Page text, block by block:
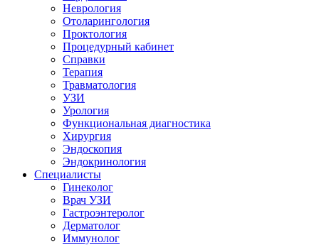
Неврология
Отоларингология
Проктология
Процедурный кабинет
Справки
Терапия
Травматология
УЗИ
Урология
Функциональная диагностика
Хирургия
Эндоскопия
Эндокринология
Специалисты
Гинеколог
Врач УЗИ
Гастроэнтеролог
Дерматолог
Иммунолог